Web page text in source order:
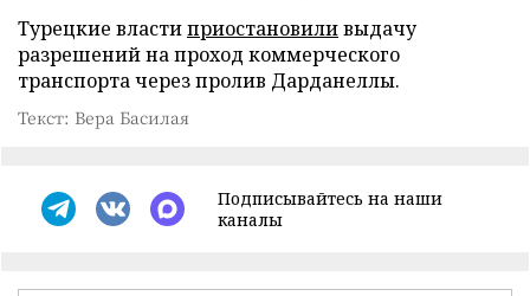
Турецкие властиприостановиливыдачу
разрешений на проход коммерческого
транспорта через пролив Дарданеллы.
Текст: Вера Басилая
Подписывайтесь на наши
каналы